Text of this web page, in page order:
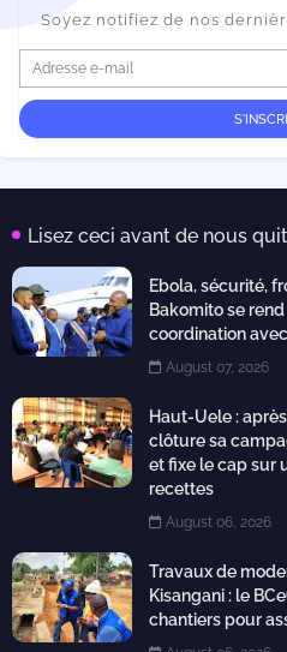
Soyez notifiez de nos
Lisez ceci avant de nous
Ebola, sécurité,
Bakomito se
coordination
August 07, 2026
Haut-Uele :
clôture sa
et fixe le cap sur
recettes
August 06, 2026
Travaux de
Kisangani : le
chantiers pour